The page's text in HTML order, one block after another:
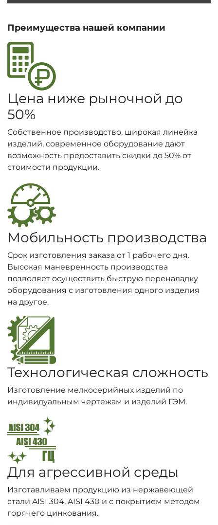
Преимущества нашей компании
Цена ниже рыночной до
50%
Собственное производство, широкая линейка
изделий, современное оборудование дают
возможность предоставить скидки до 50% от
стоимости продукции.
Мобильность производства
Срок изготовления заказа от 1 рабочего дня.
Высокая маневренность производства
позволяет осуществить быструю переналадку
оборудования с изготовления одного изделия
на другое.
Технологическая сложность
Изготовление мелкосерийных изделий по
индивидуальным чертежам и изделий ГЭМ.
Для агрессивной среды
Изготавливаем продукцию из нержавеющей
стали AISI 304, AISI 430 и с покрытием методом
горячего цинкования.